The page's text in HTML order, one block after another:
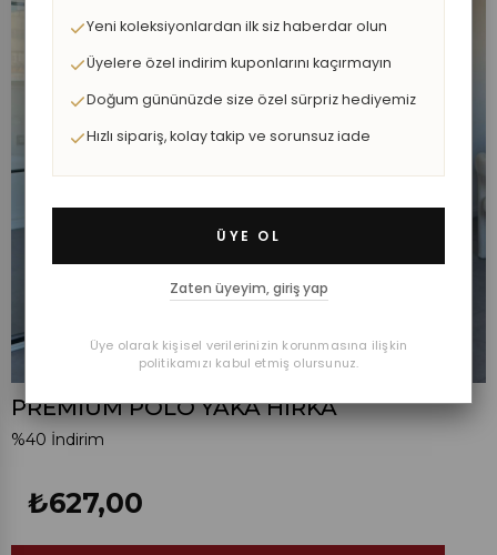
PREMİUM POLO YAKA HIRKA
%40 İndirim
₺627,00
Yeni koleksiyonlardan ilk siz haberdar olun
Üyelere özel indirim kuponlarını kaçırmayın
Doğum gününüzde size özel sürpriz hediyemiz
Hızlı sipariş, kolay takip ve sorunsuz iade
ÜYE OL
Zaten üyeyim, giriş yap
Üye olarak kişisel verilerinizin korunmasına ilişkin
politikamızı kabul etmiş olursunuz.